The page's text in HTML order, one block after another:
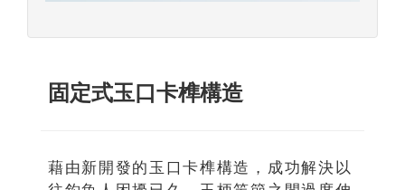
固定式玉口卡榫構造
藉由新開發的玉口卡榫構造，成功解決以